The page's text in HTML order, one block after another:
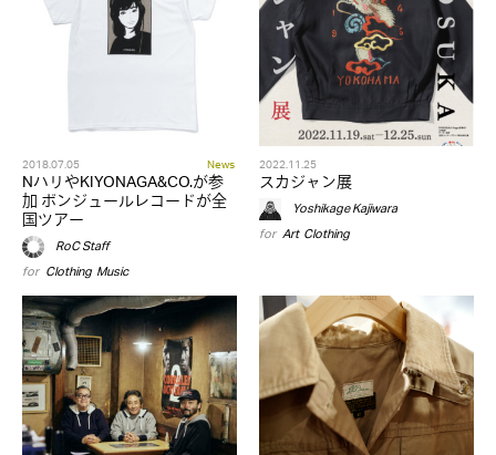
2018.07.05 News
NハリやKIYONAGA&CO.が参
加 ボンジュールレコードが全
国ツアー
RoC Staff
for Clothing,Music
2022.11.25
スカジャン展
Yoshikage Kajiwara
for Art,Clothing